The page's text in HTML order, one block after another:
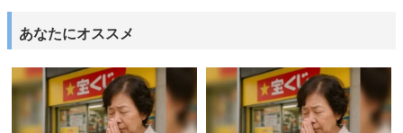
あなたにオススメ